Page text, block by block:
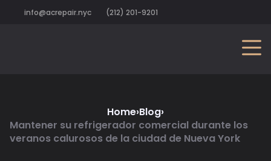
info@acrepair.nyc (212) 201-9201
Home›Blog›
Mantener su refrigerador comercial durante los
veranos calurosos de la ciudad de Nueva York